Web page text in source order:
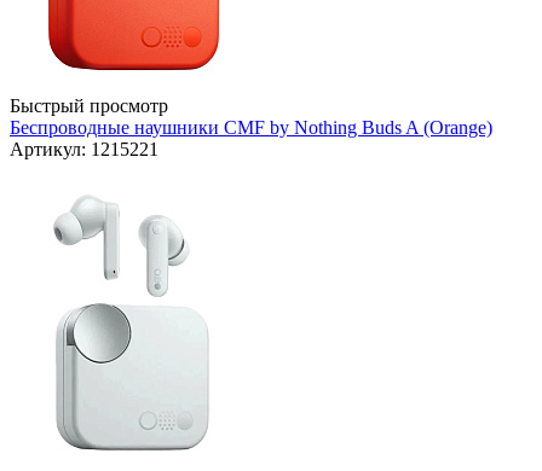
Быстрый просмотр
Беспроводные наушники CMF by Nothing Buds A (Orange)
Артикул: 1215221